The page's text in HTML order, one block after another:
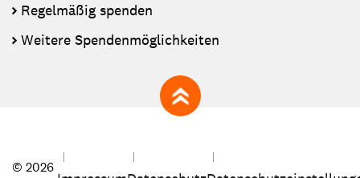
Regelmäßig spenden
Weitere Spendenmöglichkeiten
zum Seitenanfang
© 2026